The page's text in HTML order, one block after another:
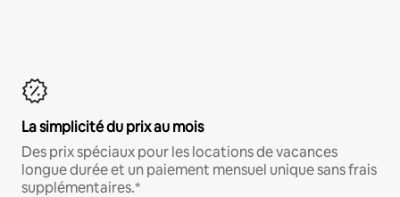
La simplicité du prix au mois
Des prix spéciaux pour les locations de vacances
longue durée et un paiement mensuel unique sans frais
supplémentaires.*